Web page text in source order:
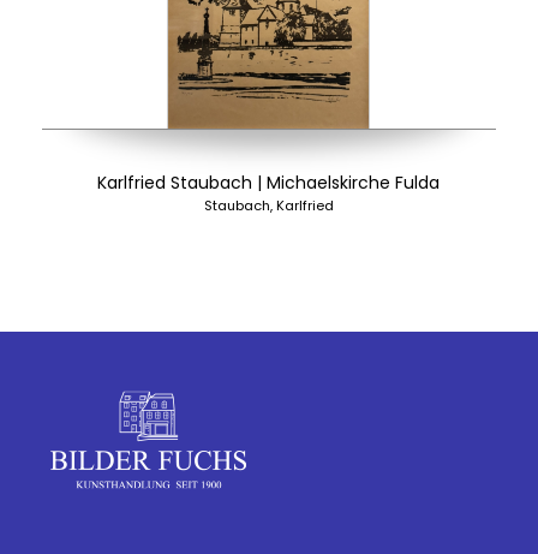
Karlfried Staubach | Michaelskirche Fulda
Staubach, Karlfried